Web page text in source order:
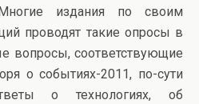
издания по своим
проводят такие опросы в
вопросы, соответствующие
о событиях-2011, по-сути
о технологиях, об